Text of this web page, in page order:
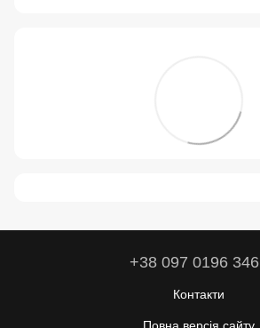
+38 097 0196 346
Контакти